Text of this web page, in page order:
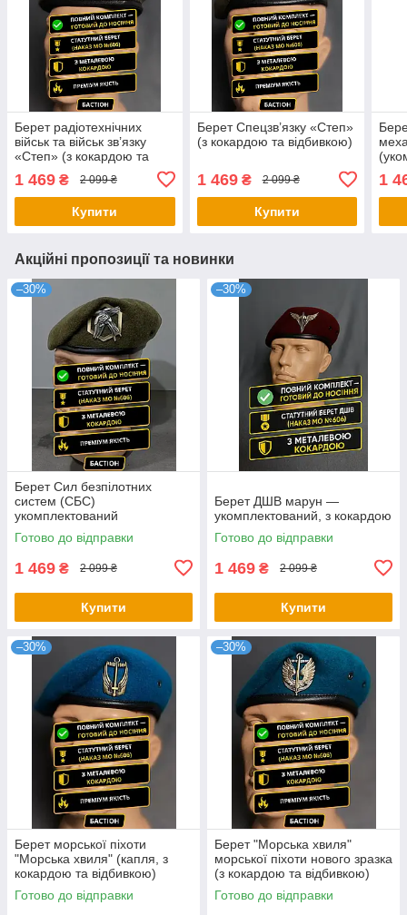
Берет радіотехнічних
військ та військ зв’язку
«Степ» (з кокардою та
1 469 ₴ 2 099 ₴
Купити
Берет Спецзв’язку «Степ»
(з кокардою та відбивкою)
1 469₴ 2 099 ₴
Купити
1
Акційні пропозиції та новинки
–30%
Берет Сил безпілотних
систем (СБС)
укомплектований
Готово до відправки
1 469 ₴ 2 099 ₴
Купити
–30%
Берет ДШВ марун —
укомплектований, з кокардою
Готово до відправки
1 469 ₴ 2 099 ₴
Купити
–30%
Берет морської піхоти
"Морська хвиля" (капля, з
кокардою та відбивкою)
Готово до відправки
–30%
Берет "Морська хвиля"
морської піхоти нового зразка
(з кокардою та відбивкою)
Готово до відправки